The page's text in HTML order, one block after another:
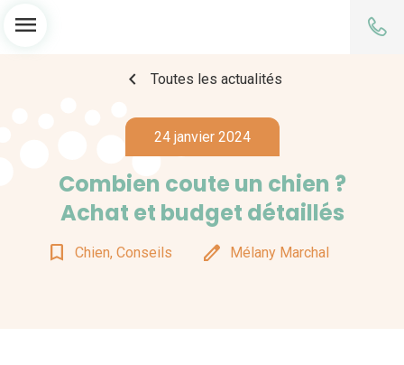
menu
chevron_left Toutes les actualités
24 janvier 2024
Combien coute un chien ?
Achat et budget détaillés
bookmark_border Chien, Conseils edit Mélany Marchal